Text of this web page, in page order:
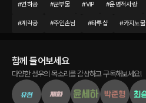
#연하공 #군부물 #VIP #운명적사랑
#계락공 #주인손님 #타투샵 #카지노물
함께 들어보세요
다양한 성우의 목소리를 감상하고 구독해보세요!